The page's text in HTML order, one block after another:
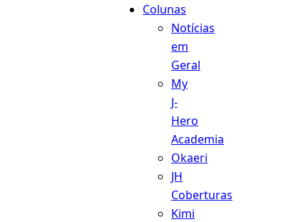
Colunas
Notícias
em
Geral
My
J-
Hero
Academia
Okaeri
JH
Coberturas
Kimi